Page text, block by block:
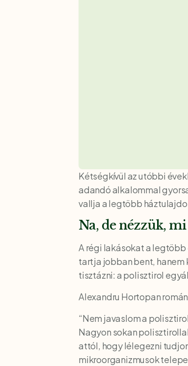
Kétségkívül az utóbbi
adandó alkalommal
vallja a legtöbb
Na, de nézzük,
A régi lakásokat a
tartja jobban bent, hanem
tisztázni: a polisztirol
Alexandru Hortopan
“Nem javaslom a
Nagyon sokan
attól, hogy lélegezni
mikroorganizmusok